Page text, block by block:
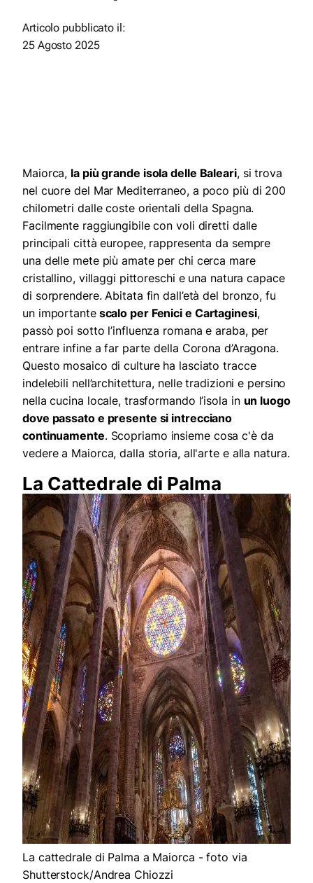
Articolo pubblicato il:
25 Agosto 2025
Maiorca, la più grande isola delle Baleari, si trova
nel cuore del Mar Mediterraneo, a poco più di 200
chilometri dalle coste orientali della Spagna.
Facilmente raggiungibile con voli diretti dalle
principali città europee, rappresenta da sempre
una delle mete più amate per chi cerca mare
cristallino, villaggi pittoreschi e una natura capace
di sorprendere. Abitata fin dall’età del bronzo, fu
un importantescalo per Fenici e Cartaginesi,
passò poi sotto l’influenza romana e araba, per
entrare infine a far parte della Corona d’Aragona.
Questo mosaico di culture ha lasciato tracce
indelebili nell’architettura, nelle tradizioni e persino
nella cucina locale, trasformando l’isola in un luogo
dove passato e presente si intrecciano
continuamente. Scopriamo insieme cosa c'è da
vedere a Maiorca, dalla storia, all'arte e alla natura.
La Cattedrale di Palma
La cattedrale di Palma a Maiorca - foto via
Shutterstock/Andrea Chiozzi